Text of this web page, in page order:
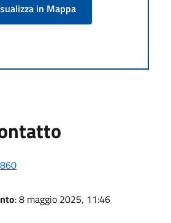
in Mappa
: 8 maggio 2025, 11:46